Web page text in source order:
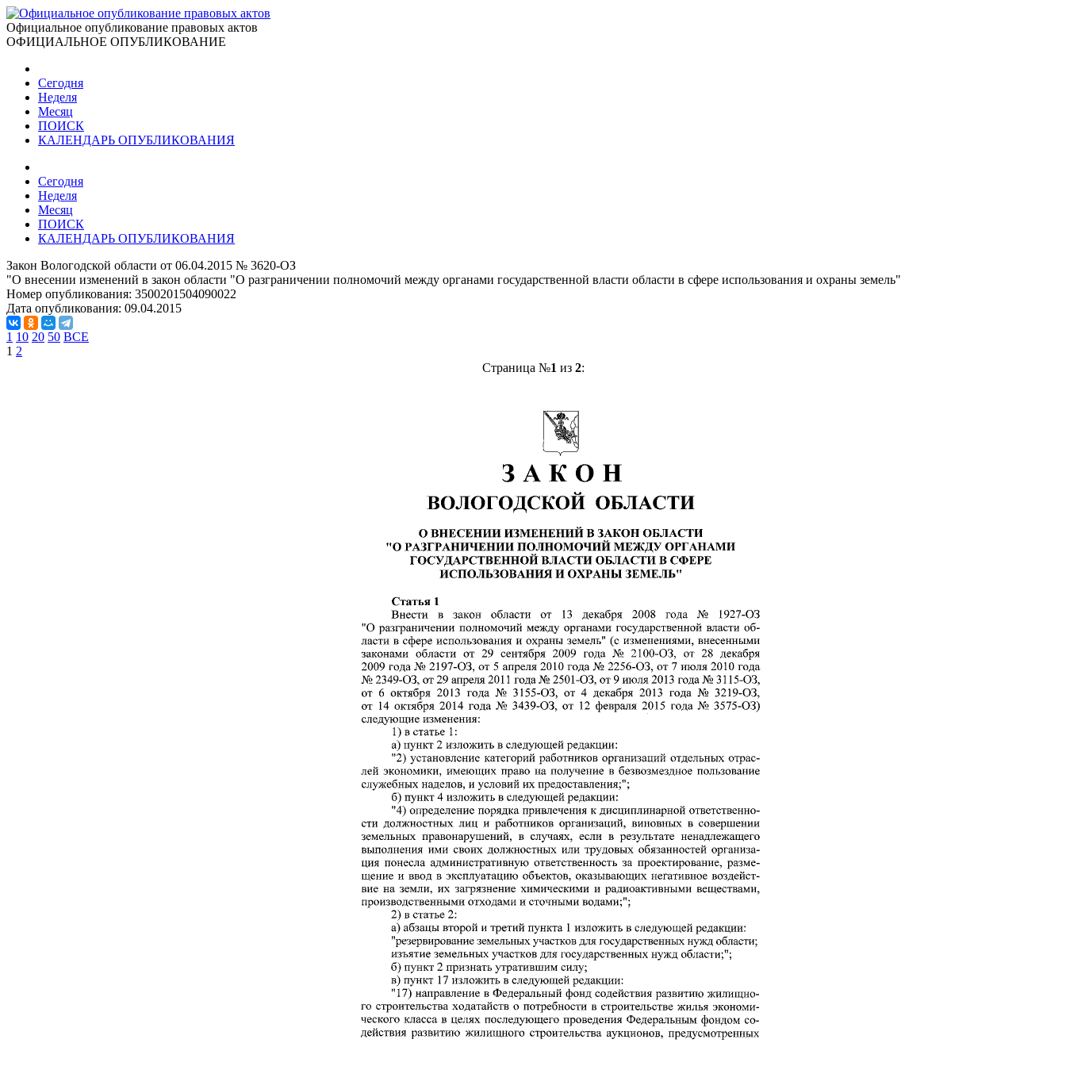
Официальное опубликование правовых актов
ОФИЦИАЛЬНОЕ ОПУБЛИКОВАНИЕ
Сегодня
Неделя
Месяц
ПОИСК
КАЛЕНДАРЬ ОПУБЛИКОВАНИЯ
Сегодня
Неделя
Месяц
ПОИСК
КАЛЕНДАРЬ ОПУБЛИКОВАНИЯ
Закон Вологодской области от 06.04.2015 № 3620-ОЗ
"О внесении изменений в закон области "О разграничении полномочий между органами государственной власти области в сфере использования и охраны земель"
Номер опубликования: 3500201504090022
Дата опубликования: 09.04.2015
1 10 20 50 ВСЕ
1 2
Страница №1 из 2: